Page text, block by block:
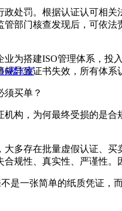
处罚。根据认证认可相
管部门核查发现后，可依
为搭建ISO管理体系，
导致证书失效，所有体
须买单？
构，为何最终受损的是
多存在批量虚假认证、
合规性、真实性、严谨性
是一张简单的纸质凭证，
楼E室